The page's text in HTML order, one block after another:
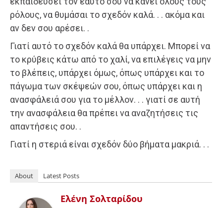
ρόλους, να θυμάσαι το σχεδόν καλά. . . ακόμα και
αν δεν σου αρέσει. .
Γιατί αυτό το σχεδόν καλά θα υπάρχει. Μπορεί να
το κρύβεις κάτω από το χαλί, να επιλέγεις να μην
το βλέπεις, υπάρχει όμως, όπως υπάρχει και το
πάγωμα των σκέψεών σου, όπως υπάρχει και η
ανασφάλειά σου για το μέλλον. . . γιατί σε αυτή
την ανασφάλεια θα πρέπει να αναζητήσεις τις
απαντήσεις σου. .
Γιατί η στεριά είναι σχεδόν δύο βήματα μακριά. . .
About Latest Posts
Ελένη Σολταρίδου